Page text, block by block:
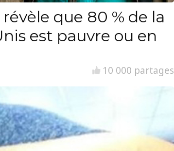
que 80 % de la
est pauvre ou en
10 000 partages